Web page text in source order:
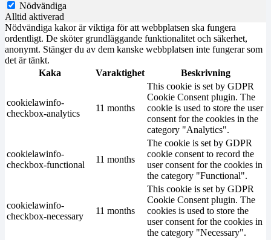
Nödvändiga
Alltid aktiverad
Nödvändiga kakor är viktiga för att webbplatsen ska fungera
ordentligt. De sköter grundläggande funktionalitet och säkerhet,
anonymt. Stänger du av dem kanske webbplatsen inte fungerar som
det är tänkt.
Kaka
Varaktighet Beskrivning
cookielawinfo-
checkbox-analytics
11 months
This cookie is set by GDPR
Cookie Consent plugin. The
cookie is used to store the user
consent for the cookies in the
category "Analytics".
cookielawinfo-
checkbox-functional
11 months
The cookie is set by GDPR
cookie consent to record the
user consent for the cookies in
the category "Functional".
cookielawinfo-
checkbox-necessary
11 months
This cookie is set by GDPR
Cookie Consent plugin. The
cookies is used to store the
user consent for the cookies in
the category "Necessary".